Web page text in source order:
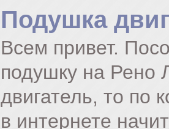
Подушка
Всем привет.
подушку на Рено
двигатель, то по
в интернете